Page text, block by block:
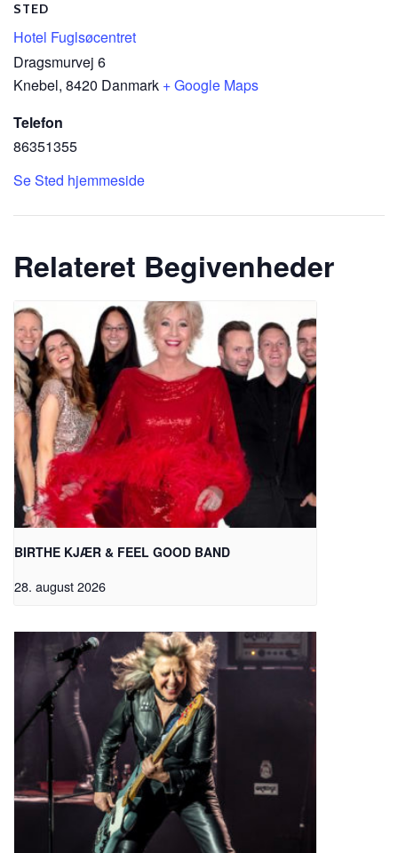
STED
Hotel Fuglsøcentret
Dragsmurvej 6
Knebel, 8420 Danmark + Google Maps
Telefon
86351355
Se Sted hjemmeside
Relateret Begivenheder
BIRTHE KJÆR & FEEL GOOD BAND
28. august 2026